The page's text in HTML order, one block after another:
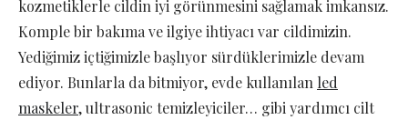
kozmetiklerle cildin iyi görünmesini sağlamak imkansız.
Komple bir bakıma ve ilgiye ihtiyacı var cildimizin.
Yediğimiz içtiğimizle başlıyor sürdüklerimizle devam
ediyor. Bunlarla da bitmiyor, evde kullanılan led
maskeler, ultrasonic temizleyiciler… gibi yardımcı cilt